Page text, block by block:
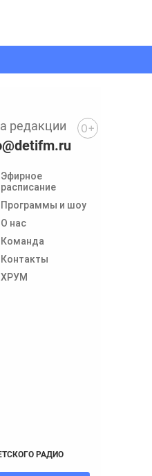
Эфирное
расписание
Программы и шоу
О нас
Команда
Контакты
ХРУМ
редакции
РАДИО
0+